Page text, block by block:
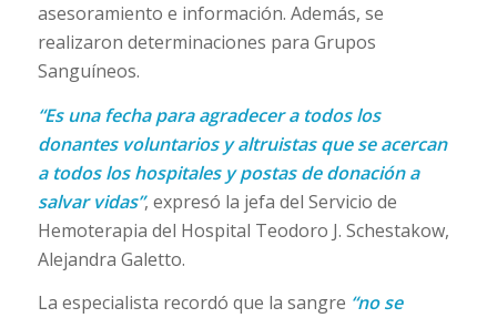
asesoramiento e información. Además, se
realizaron determinaciones para Grupos
Sanguíneos.
“Es una fecha para agradecer a todos los
donantes voluntarios y altruistas que se acercan
a todos los hospitales y postas de donación a
salvar vidas”, expresó la jefa del Servicio de
Hemoterapia del Hospital Teodoro J. Schestakow,
Alejandra Galetto.
La especialista recordó que la sangre “no se